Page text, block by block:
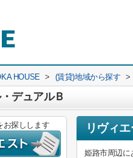
HOUSE > (賃貸)地域から探す >
デュアルＢ
リヴィ
姫路市周辺に
お探しします